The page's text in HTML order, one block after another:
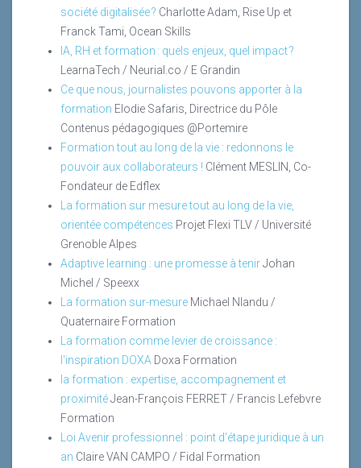
société digitalisée ? Charlotte Adam, Rise Up et
Franck Tami, Ocean Skills
IA, RH et formation : quels enjeux, quel impact ?
LearnaTech / Neurial.co / E Grandin
Ce que nous, journalistes pouvons apporter à la
formation Elodie Safaris, Directrice du Pôle
Contenus pédagogiques @Portemire
Formation tout au long de la vie : redonnons le
pouvoir aux collaborateurs ! Clément MESLIN, Co-
Fondateur de Edflex
La formation sur mesure tout au long de la vie,
orientée compétences Projet Flexi TLV / Université
Grenoble Alpes
Adaptive learning : une promesse à tenirJohan
Michel / Speexx
La formation sur-mesure Michael Nlandu /
Quaternaire Formation
La formation comme levier de croissance :
l'inspiration DOXA Doxa Formation
la formation : expertise, accompagnement et
proximitéJean-François FERRET / Francis Lefebvre
Formation
Loi Avenir professionnel : point d'étape juridique à un
an Claire VAN CAMPO / Fidal Formation